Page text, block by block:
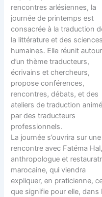
rencontres arlésiennes, la
journée de printemps est
consacrée à la traduction
la littérature et des sciences
humaines. Elle réunit autour
d’un thème traducteurs,
écrivains et chercheurs,
propose conférences,
rencontres, débats, et des
ateliers de traduction
par des traducteurs
professionnels.
La journée s’ouvrira sur une
rencontre avec Fatéma Hal,
anthropologue et
marocaine, qui viendra
expliquer, en praticienne,
que signifie pour elle, dans